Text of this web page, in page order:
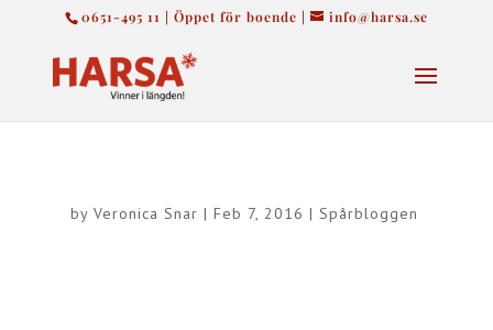
0651-495 11 | Öppet för boende | info@harsa.se
by Veronica Snar | Feb 7, 2016 | Spårbloggen